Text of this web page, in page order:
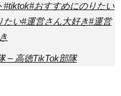
#tiktok#おすすめにのりたい
たい#運営さん大好き#運営
– 高徳TikTok部隊